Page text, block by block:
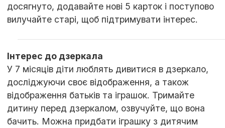
досягнуто, додавайте нові 5 карток і поступово
вилучайте старі, щоб підтримувати інтерес.
Інтерес до дзеркала
У 7 місяців діти люблять дивитися в дзеркало,
досліджуючи своє відображення, а також
відображення батьків та іграшок. Тримайте
дитину перед дзеркалом, озвучуйте, що вона
бачить. Можна придбати іграшку з дитячим